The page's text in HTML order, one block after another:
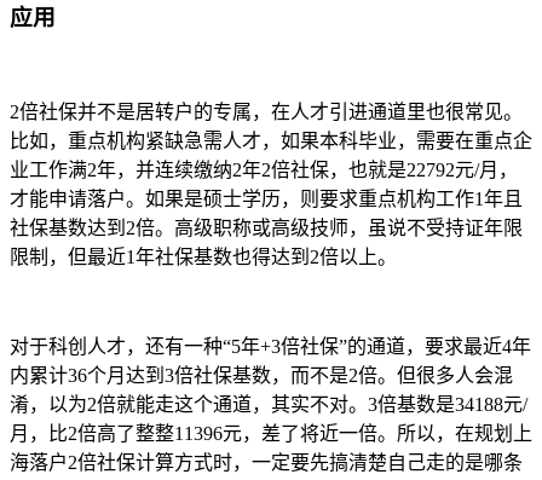
应用
2倍社保并不是居转户的专属，在人才引进通道里也很常见。
比如，重点机构紧缺急需人才，如果本科毕业，需要在重点企
业工作满2年，并连续缴纳2年2倍社保，也就是22792元/月，
才能申请落户。如果是硕士学历，则要求重点机构工作1年且
社保基数达到2倍。高级职称或高级技师，虽说不受持证年限
限制，但最近1年社保基数也得达到2倍以上。
对于科创人才，还有一种“5年+3倍社保”的通道，要求最近4年
内累计36个月达到3倍社保基数，而不是2倍。但很多人会混
淆，以为2倍就能走这个通道，其实不对。3倍基数是34188元/
月，比2倍高了整整11396元，差了将近一倍。所以，在规划上
海落户2倍社保计算方式时，一定要先搞清楚自己走的是哪条